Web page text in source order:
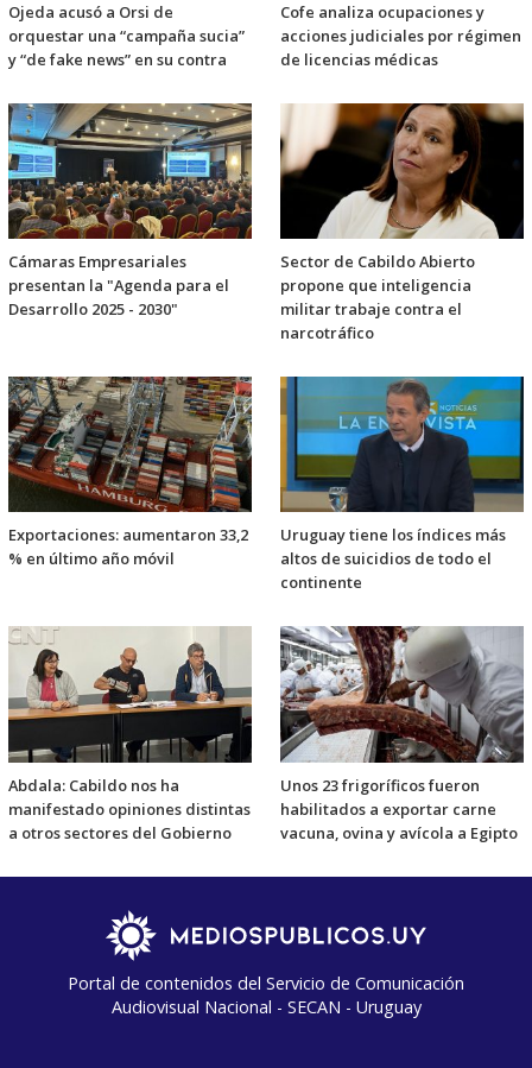
Ojeda acusó a Orsi de
orquestar una “campaña sucia”
y “de fake news” en su contra
Cofe analiza ocupaciones y
acciones judiciales por régimen
de licencias médicas
Cámaras Empresariales
presentan la "Agenda para el
Desarrollo 2025 - 2030"
Sector de Cabildo Abierto
propone que inteligencia
militar trabaje contra el
narcotráfico
Exportaciones: aumentaron 33,2
% en último año móvil
Uruguay tiene los índices más
altos de suicidios de todo el
continente
Abdala: Cabildo nos ha
manifestado opiniones distintas
a otros sectores del Gobierno
Unos 23 frigoríficos fueron
habilitados a exportar carne
vacuna, ovina y avícola a Egipto
Portal de contenidos del Servicio de Comunicación
Audiovisual Nacional - SECAN - Uruguay